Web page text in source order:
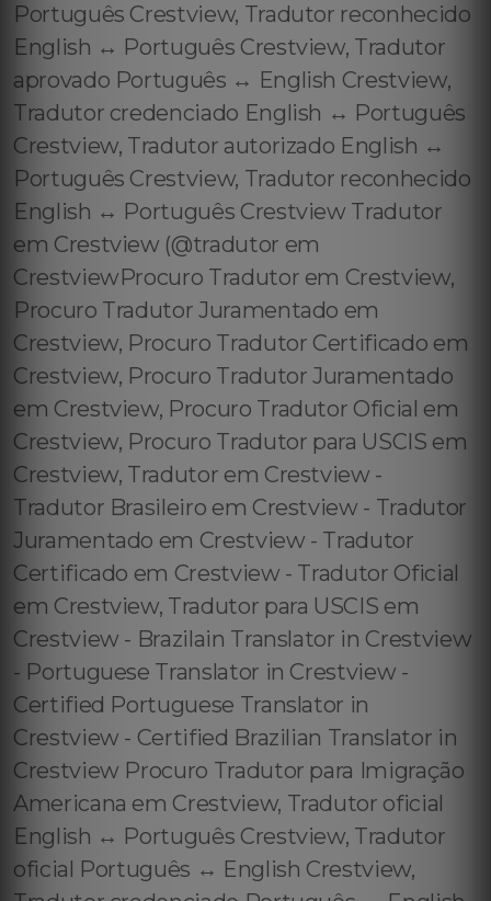
Português Crestview, Tradutor reconhecido
English ↔️ Português Crestview, Tradutor
aprovado Português ↔️ English Crestview,
Tradutor credenciado English ↔️ Português
Crestview, Tradutor autorizado English ↔️
Português Crestview, Tradutor reconhecido
English ↔️ Português Crestview Tradutor
em Crestview (@tradutor em
CrestviewProcuro Tradutor em Crestview,
Procuro Tradutor Juramentado em
Crestview, Procuro Tradutor Certificado em
Crestview, Procuro Tradutor Juramentado
em Crestview, Procuro Tradutor Oficial em
Crestview, Procuro Tradutor para USCIS em
Crestview, Tradutor em Crestview -
Tradutor Brasileiro em Crestview - Tradutor
Juramentado em Crestview - Tradutor
Certificado em Crestview - Tradutor Oficial
em Crestview, Tradutor para USCIS em
Crestview - Brazilain Translator in Crestview
- Portuguese Translator in Crestview -
Certified Portuguese Translator in
Crestview - Certified Brazilian Translator in
Crestview Procuro Tradutor para Imigração
Americana em Crestview, Tradutor oficial
English ↔️ Português Crestview, Tradutor
oficial Português ↔️ English Crestview,